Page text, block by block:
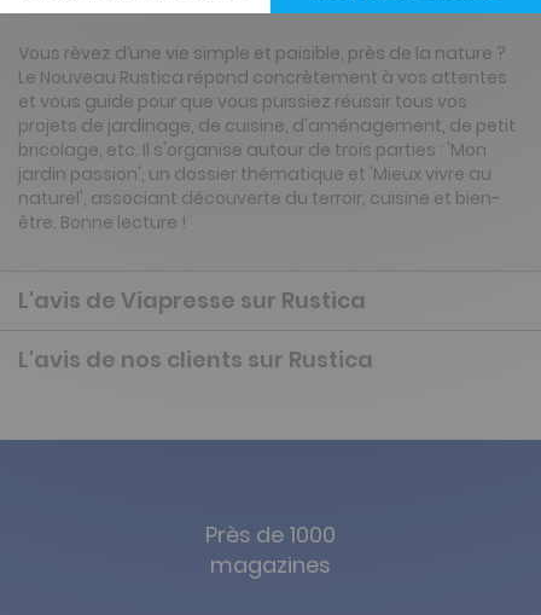
Vous rêvez d’une vie simple et paisible, près de la nature ?
Le Nouveau Rustica répond concrètement à vos attentes
et vous guide pour que vous puissiez réussir tous vos
projets de jardinage, de cuisine, d'aménagement, de petit
bricolage, etc. Il s'organise autour de trois parties : 'Mon
jardin passion', un dossier thématique et 'Mieux vivre au
naturel', associant découverte du terroir, cuisine et bien-
être. Bonne lecture !
L'avis de Viapresse sur Rustica
L'avis de nos clients sur Rustica
Près de 1000
magazines